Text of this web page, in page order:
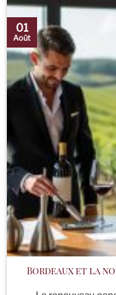
Bordeaux et la
01
Août